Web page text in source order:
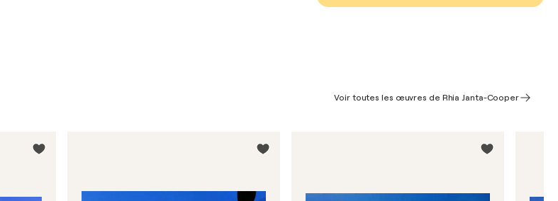
Voir toutes les œuvres de Rhia Janta-Cooper